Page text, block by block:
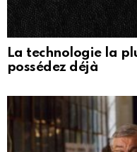
La technologie la
possédez déjà